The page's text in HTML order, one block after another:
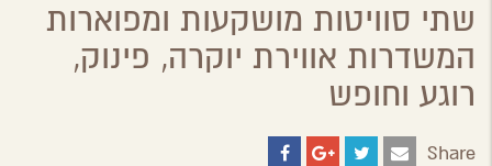
שתי סוויטות מושקעות ומפוארות
המשדרות אווירת יוקרה, פינוק,
רוגע וחופש
Share